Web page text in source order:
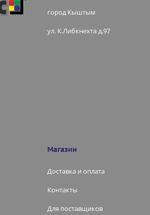
город Кыштым
ул. К.Либкнехта д.97
Магазин
Доставка и оплата
Контакты
Для поставщиков